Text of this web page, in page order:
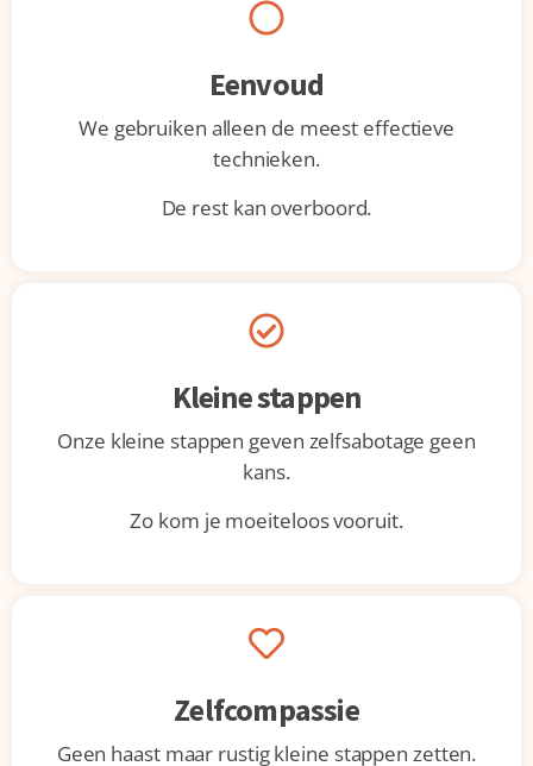
Eenvoud
We gebruiken alleen de meest effectieve
technieken.
De rest kan overboord.
Kleine stappen
Onze kleine stappen geven zelfsabotage geen
kans.
Zo kom je moeiteloos vooruit.
Zelfcompassie
Geen haast maar rustig kleine stappen zetten.